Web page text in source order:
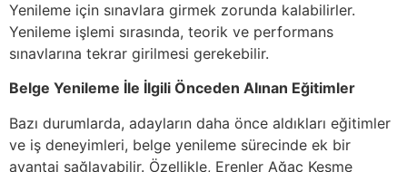
Yenileme için sınavlara girmek zorunda kalabilirler.
Yenileme işlemi sırasında, teorik ve performans
sınavlarına tekrar girilmesi gerekebilir.
Belge Yenileme İle İlgili Önceden Alınan Eğitimler
Bazı durumlarda, adayların daha önce aldıkları eğitimler
ve iş deneyimleri, belge yenileme sürecinde ek bir
avantaj sağlayabilir. Özellikle, Erenler Ağaç Kesme